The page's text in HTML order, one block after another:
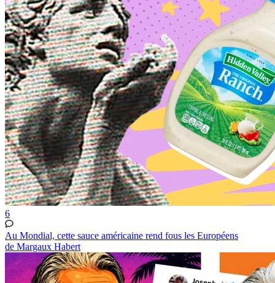
6
Au Mondial, cette sauce américaine rend fous les Européens
de Margaux Habert